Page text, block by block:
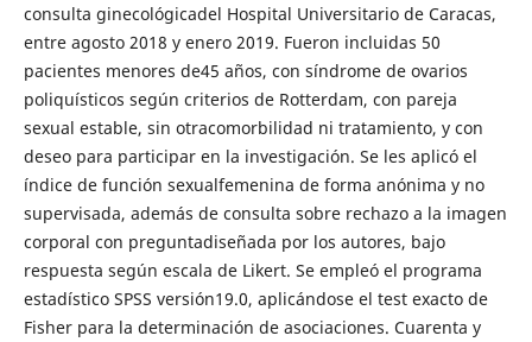
consulta ginecológicadel Hospital Universitario de Caracas,
entre agosto 2018 y enero 2019. Fueron incluidas 50
pacientes menores de45 años, con síndrome de ovarios
poliquísticos según criterios de Rotterdam, con pareja
sexual estable, sin otracomorbilidad ni tratamiento, y con
deseo para participar en la investigación. Se les aplicó el
índice de función sexualfemenina de forma anónima y no
supervisada, además de consulta sobre rechazo a la imagen
corporal con preguntadiseñada por los autores, bajo
respuesta según escala de Likert. Se empleó el programa
estadístico SPSS versión19.0, aplicándose el test exacto de
Fisher para la determinación de asociaciones. Cuarenta y